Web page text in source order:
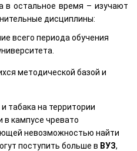
в остальное время – изучают
дисциплины:
всего периода обучения
методической базой и
табака на территории
кампусе чревато
невозможностью найти
поступить больше в ВУЗ,